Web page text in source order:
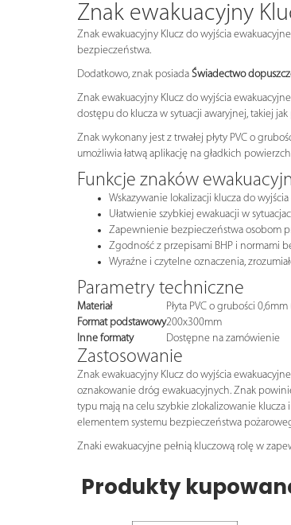
Znak ewakuacyjny
Znak ewakuacyjny Klucz do wyjścia
bezpieczeństwa.
Dodatkowo, znak posiada Świadectwo
Znak ewakuacyjny Klucz do wyjścia
dostępu do klucza w sytuacji awaryjnej, takiej
Znak wykonany jest z trwałej płyty PVC o
umożliwia łatwą aplikację na gładkich
Funkcje znaków
Wskazywanie lokalizacji klucza do
Ułatwienie szybkiej ewakuacji w
Zapewnienie bezpieczeństwa osobom
Zgodność z przepisami BHP i normami
Wyraźne i czytelne oznaczenia,
Parametry techniczne
Materiał
Płyta PVC o grubości
Format podstawowy200x300mm
Inne formaty
Dostępne na zamówienie
Zastosowanie
Znak ewakuacyjny Klucz do wyjścia
oznakowanie dróg ewakuacyjnych. Znak
typu mają na celu szybkie zlokalizowanie
elementem systemu bezpieczeństwa
Znaki ewakuacyjne pełnią kluczową rolę w
Produkty